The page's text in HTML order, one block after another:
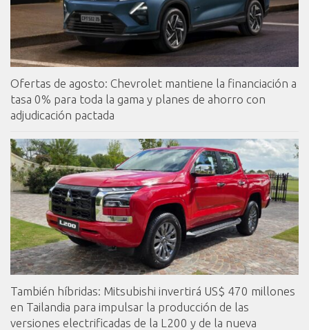
Ofertas de agosto: Chevrolet mantiene la financiación a
tasa 0% para toda la gama y planes de ahorro con
adjudicación pactada
También híbridas: Mitsubishi invertirá US$ 470 millones
en Tailandia para impulsar la producción de las
versiones electrificadas de la L200 y de la nueva